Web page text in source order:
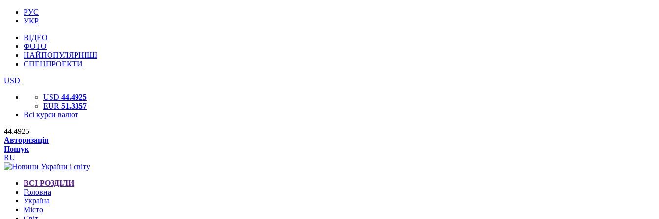
РУС
УКР
ВІДЕО
ФОТО
НАЙПОПУЛЯРНІШІ
СПЕЦПРОЕКТИ
USD
USD 44.4925
EUR 51.3357
Всі курси валют
44.4925
Авторизація
Пошук
RU
ВСІ РОЗДІЛИ
Головна
Україна
Місто